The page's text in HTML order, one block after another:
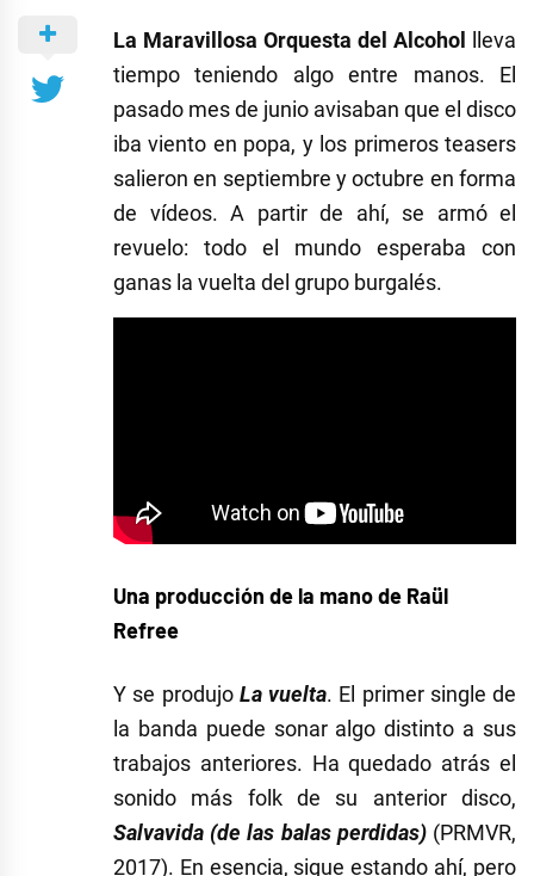
La Maravillosa Orquesta del Alcohol
lleva
tiempo teniendo algo entre manos. El
pasado mes de junio avisaban que el disco
iba viento en popa, y los primeros teasers
salieron en septiembre y octubre en forma
de vídeos. A partir de ahí, se armó el
revuelo: todo el mundo esperaba con
ganas la vuelta del grupo burgalés.
Una producción de la mano de Raül
Refree
Y se produjo La vuelta. El primer single de
la banda puede sonar algo distinto a sus
trabajos anteriores. Ha quedado atrás el
sonido más folk de su anterior disco,
Salvavida (de las balas perdidas) (PRMVR,
2017). En esencia, sigue estando ahí, pero